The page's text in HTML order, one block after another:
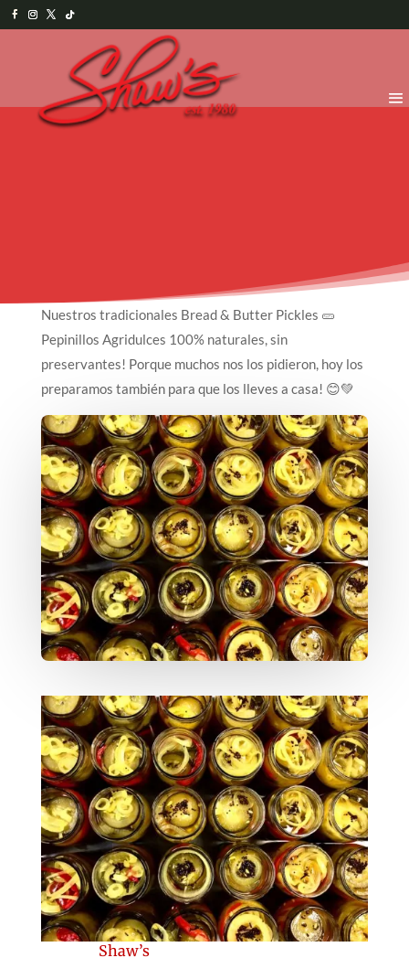
Nuestros tradicionales Bread & Butter Pickles 🥒
Pepinillos Agridulces 100% naturales, sin
preservantes! Porque muchos nos los pidieron, hoy los
preparamos también para que los lleves a casa! 😊💚
Shaw’s